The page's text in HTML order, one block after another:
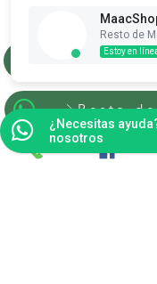
Ver
Merida,
Resto
Resto de
Estoy en
¿Necesitas
nosotros